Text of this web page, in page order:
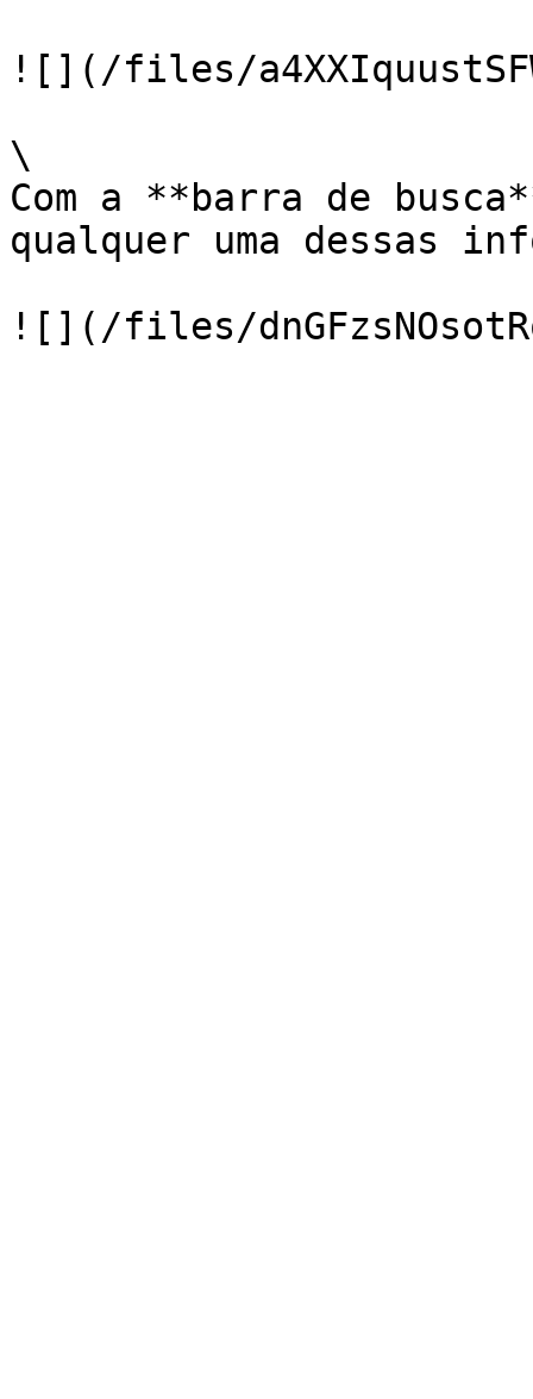
![](/files/
\
Com a **barra de
qualquer uma dessas